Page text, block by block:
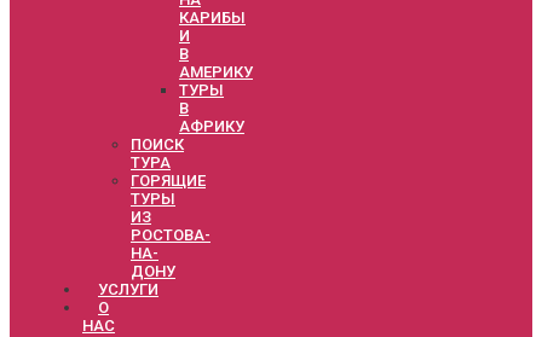
КАРИБЫ
И
В
АМЕРИКУ
ТУРЫ
В
АФРИКУ
ПОИСК
ТУРА
ГОРЯЩИЕ
ТУРЫ
ИЗ
РОСТОВА-
НА-
ДОНУ
УСЛУГИ
О
НАС